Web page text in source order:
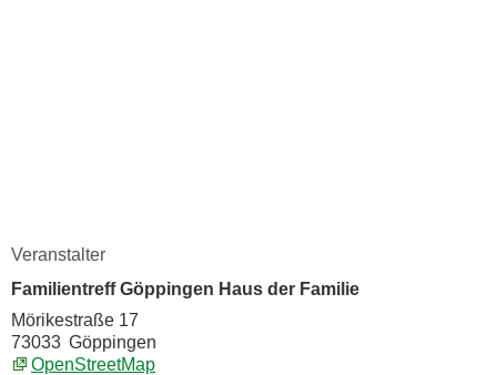
Veranstalter
Familientreff Göppingen Haus der Familie
Mörikestraße 17
73033 Göppingen
OpenStreetMap